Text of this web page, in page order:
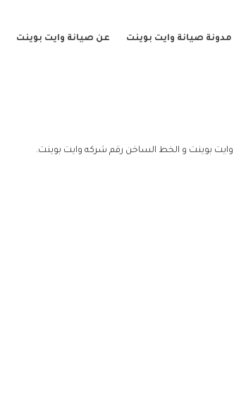
مدونة صيانة وايت بوينت عن صيانة وايت بوينت
بوينت و الخط الساخن رقم شركه وايت بوينت.